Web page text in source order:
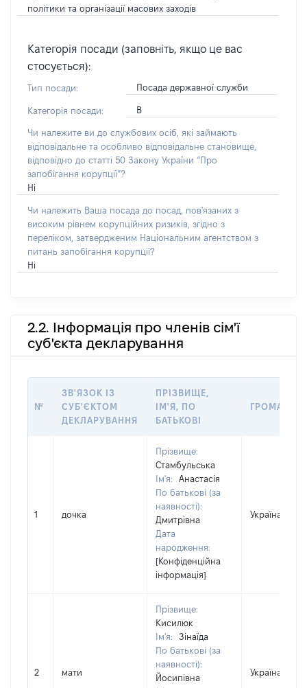
політики та організації масових заходів
Категорія посади (заповніть, якщо це вас
стосується):
Тип посади: Посада державної служби
Категорія посади: В
Чи належите ви до службових осіб, які займають
відповідальне та особливо відповідальне становище,
відповідно до статті 50 Закону України “Про
запобігання корупції”?
Ні
Чи належить Ваша посада до посад, пов'язаних з
високим рівнем корупційних ризиків, згідно з
переліком, затвердженим Національним агентством з
питань запобігання корупції?
Ні
2.2. Інформація про членів сім'ї
суб'єкта декларування
№
ЗВ'ЯЗОК ІЗ
СУБ'ЄКТОМ
ДЕКЛАРУВАННЯ
ПРІЗВИЩЕ,
ІМ'Я, ПО
БАТЬКОВІ
1 дочка
Прізвище:
Стамбульська
Ім'я:
Анастасія
По батькові (за
наявності):
Дмитрівна
Дата
народження:
[Конфіденційна
інформація]
Україна
2 мати
Прізвище:
Кисилюк
Ім'я:
Зінаїда
По батькові (за
наявності):
Йосипівна
Україна